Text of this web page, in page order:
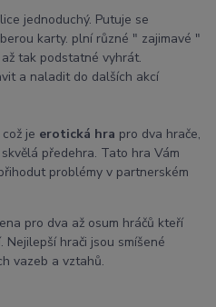
jednoduchý. Putuje se
karty. plní různé " zajimavé "
tak podstatné vyhrát.
a naladit do dalších akcí
což je erotická hra pro dva hrače,
předehra. Tato hra Vám
problémy v partnerském
pro dva až osum hráčů kteří
Nejilepší hrači jsou smíšené
vazeb a vztahů.